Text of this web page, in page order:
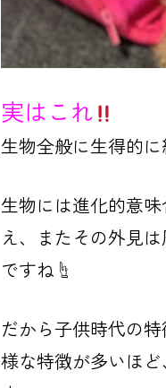
実はこれ
生物全般に生得的
生物には進化的意
え、またその外見
ですね☝️
だから子供時代の特
様な特徴が多いほ